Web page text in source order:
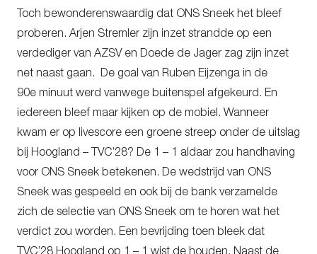
Toch bewonderenswaardig dat ONS Sneek het bleef
proberen. Arjen Stremler zijn inzet strandde op een
verdediger van AZSV en Doede de Jager zag zijn inzet
net naast gaan. De goal van Ruben Eijzenga in de
90e minuut werd vanwege buitenspel afgekeurd. En
iedereen bleef maar kijken op de mobiel. Wanneer
kwam er op livescore een groene streep onder de uitslag
bij Hoogland – TVC’28? De 1 – 1 aldaar zou handhaving
voor ONS Sneek betekenen. De wedstrijd van ONS
Sneek was gespeeld en ook bij de bank verzamelde
zich de selectie van ONS Sneek om te horen wat het
verdict zou worden. Een bevrijding toen bleek dat